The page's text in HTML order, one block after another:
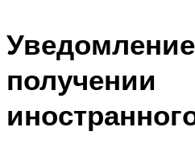
получении